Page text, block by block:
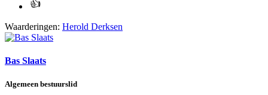
Waarderingen: Herold Derksen
Bas Slaats
Algemeen bestuurslid